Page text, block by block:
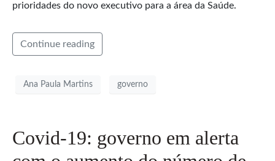
prioridades do novo executivo para a área da Saúde.
Continue reading
Ana Paula Martins governo
Covid-19: governo em alerta